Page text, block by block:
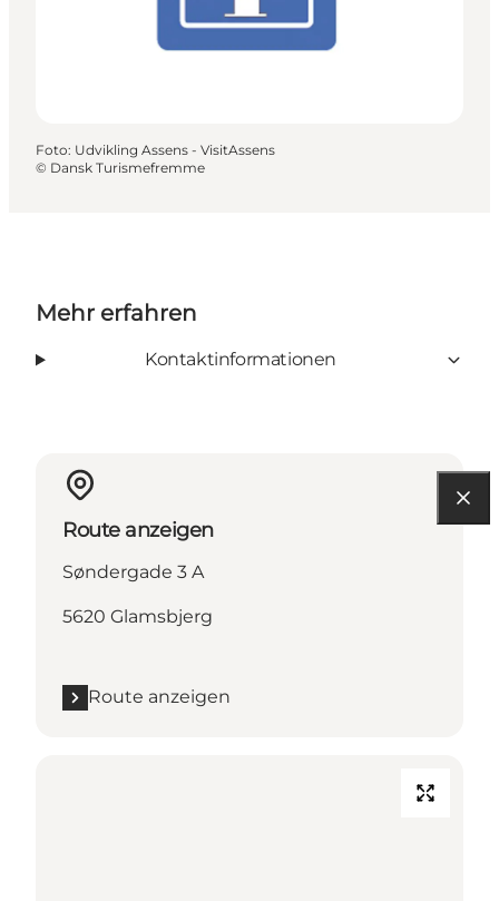
Foto: Udvikling Assens - VisitAssens
© Dansk Turismefremme
Mehr erfahren
Kontaktinformationen
Route anzeigen
Søndergade 3 A
5620 Glamsbjerg
Route anzeigen